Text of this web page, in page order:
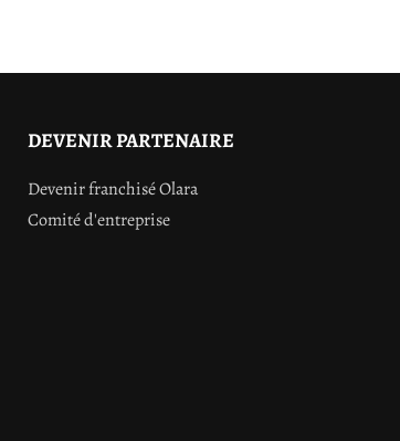
DEVENIR PARTENAIRE
Devenir franchisé Olara
Comité d'entreprise